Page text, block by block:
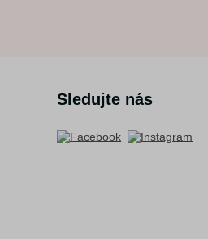
Sledujte nás